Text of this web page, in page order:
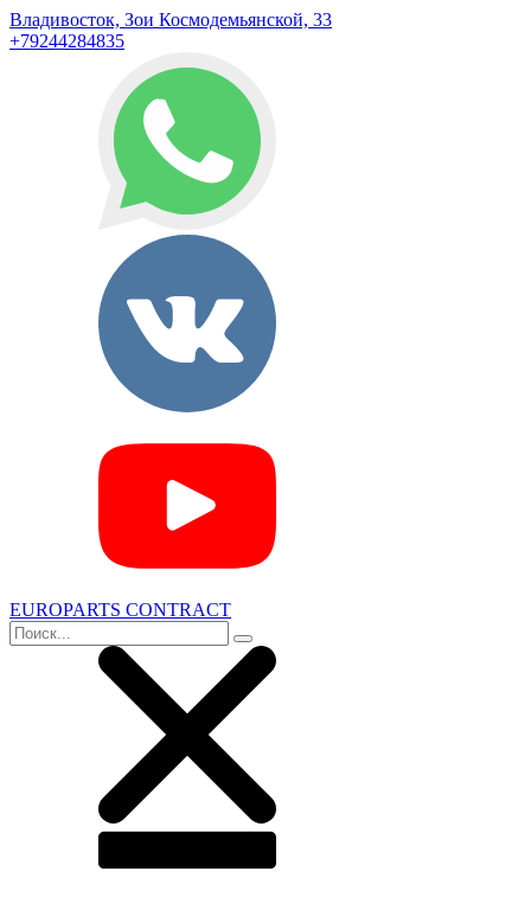
Владивосток, Зои Космодемьянской, 33
+79244284835
EUROPARTS CONTRACT